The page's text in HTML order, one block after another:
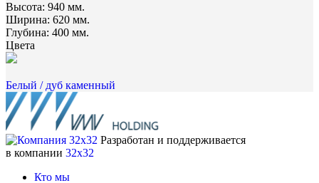
Высота: 940 мм.
Ширина: 620 мм.
Глубина: 400 мм.
Цвета
Белый / дуб каменный
Разработан и поддерживается
в компании 32x32
Кто мы